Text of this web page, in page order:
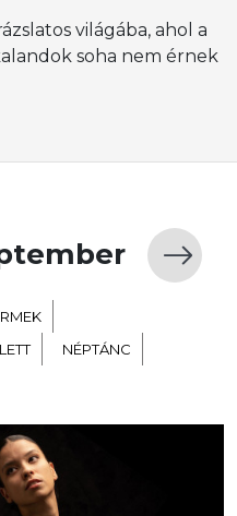
világába, ahol a
soha nem érnek
NÉPTÁNC